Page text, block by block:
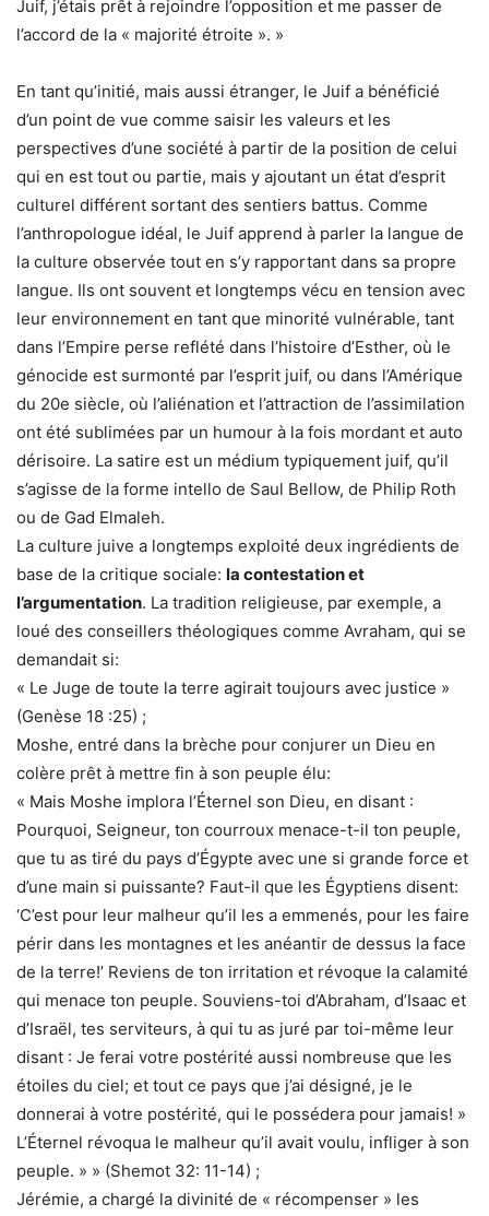
Juif, j’étais prêt à rejoindre l’opposition et me passer de
l’accord de la « majorité étroite ». »
En tant qu’initié, mais aussi étranger, le Juif a bénéficié
d’un point de vue comme saisir les valeurs et les
perspectives d’une société à partir de la position de celui
qui en est tout ou partie, mais y ajoutant un état d’esprit
culturel différent sortant des sentiers battus. Comme
l’anthropologue idéal, le Juif apprend à parler la langue de
la culture observée tout en s’y rapportant dans sa propre
langue. Ils ont souvent et longtemps vécu en tension avec
leur environnement en tant que minorité vulnérable, tant
dans l’Empire perse reflété dans l’histoire d’Esther, où le
génocide est surmonté par l’esprit juif, ou dans l’Amérique
du 20e siècle, où l’aliénation et l’attraction de l’assimilation
ont été sublimées par un humour à la fois mordant et auto
dérisoire. La satire est un médium typiquement juif, qu’il
s’agisse de la forme intello de Saul Bellow, de Philip Roth
ou de Gad Elmaleh.
La culture juive a longtemps exploité deux ingrédients de
base de la critique sociale: la contestation et
l’argumentation. La tradition religieuse, par exemple, a
loué des conseillers théologiques comme Avraham, qui se
demandait si:
« Le Juge de toute la terre agirait toujours avec justice »
(Genèse 18 :25) ;
Moshe, entré dans la brèche pour conjurer un Dieu en
colère prêt à mettre fin à son peuple élu:
« Mais Moshe implora l’Éternel son Dieu, en disant :
Pourquoi, Seigneur, ton courroux menace-t-il ton peuple,
que tu as tiré du pays d’Égypte avec une si grande force et
d’une main si puissante? Faut-il que les Égyptiens disent:
‘C’est pour leur malheur qu’il les a emmenés, pour les faire
périr dans les montagnes et les anéantir de dessus la face
de la terre!’ Reviens de ton irritation et révoque la calamité
qui menace ton peuple. Souviens-toi d’Abraham, d’Isaac et
d’Israël, tes serviteurs, à qui tu as juré par toi-même leur
disant : Je ferai votre postérité aussi nombreuse que les
étoiles du ciel; et tout ce pays que j’ai désigné, je le
donnerai à votre postérité, qui le possédera pour jamais! »
L’Éternel révoqua le malheur qu’il avait voulu, infliger à son
peuple. » » (Shemot 32: 11-14) ;
Jérémie, a chargé la divinité de « récompenser » les